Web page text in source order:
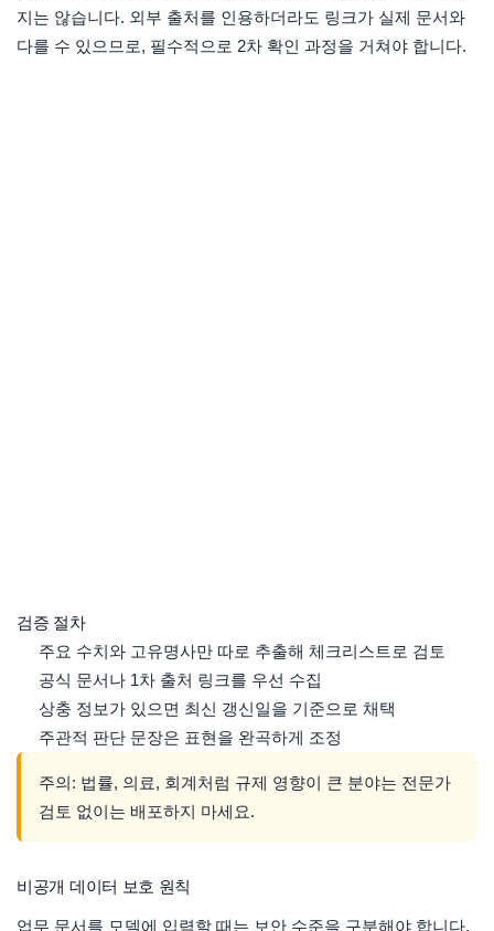
지는 않습니다. 외부 출처를 인용하더라도 링크가 실제 문서와
다를 수 있으므로, 필수적으로 2차 확인 과정을 거쳐야 합니다.
검증 절차
주요 수치와 고유명사만 따로 추출해 체크리스트로 검토
공식 문서나 1차 출처 링크를 우선 수집
상충 정보가 있으면 최신 갱신일을 기준으로 채택
주관적 판단 문장은 표현을 완곡하게 조정
주의: 법률, 의료, 회계처럼 규제 영향이 큰 분야는 전문가
검토 없이는 배포하지 마세요.
비공개 데이터 보호 원칙
업무 문서를 모델에 입력할 때는 보안 수준을 구분해야 합니다.